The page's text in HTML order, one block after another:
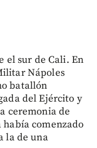
el sur de Cali. En
Nápoles
batallón
del Ejército y
ceremonia de
comenzado
la de una